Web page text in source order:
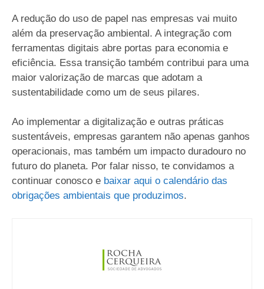
A redução do uso de papel nas empresas vai muito
além da preservação ambiental. A integração com
ferramentas digitais abre portas para economia e
eficiência. Essa transição também contribui para uma
maior valorização de marcas que adotam a
sustentabilidade como um de seus pilares.
Ao implementar a digitalização e outras práticas
sustentáveis, empresas garantem não apenas ganhos
operacionais, mas também um impacto duradouro no
futuro do planeta. Por falar nisso, te convidamos a
continuar conosco e baixar aqui o calendário das
obrigações ambientais que produzimos.